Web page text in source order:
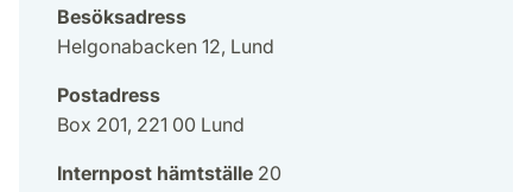
Besöksadress
Helgonabacken 12, Lund
Postadress
Box 201, 221 00 Lund
Internpost hämtställe 20